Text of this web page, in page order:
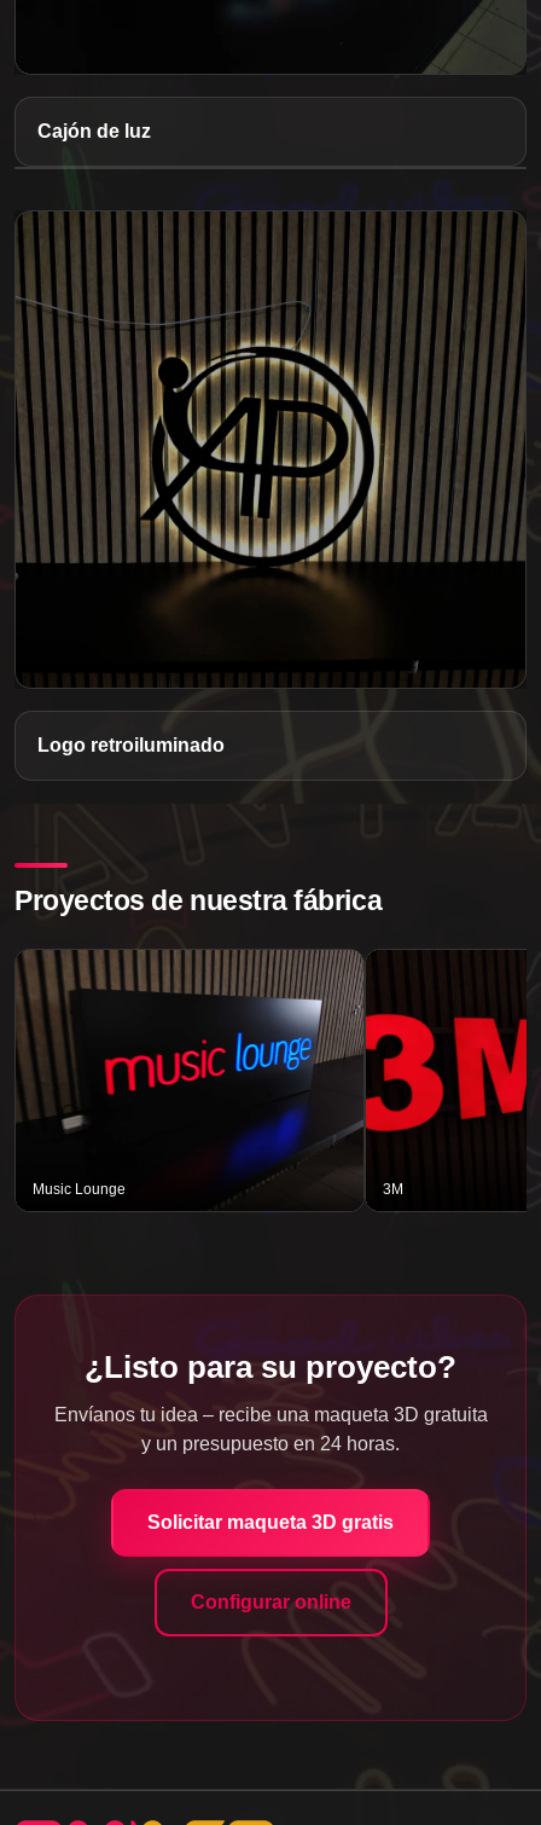
Cajón de luz
Logo retroiluminado
Proyectos de nuestra fábrica
Music Lounge 3M
¿Listo para su proyecto?
Envíanos tu idea – recibe una maqueta 3D gratuita
y un presupuesto en 24 horas.
Solicitar maqueta 3D gratis
Configurar online